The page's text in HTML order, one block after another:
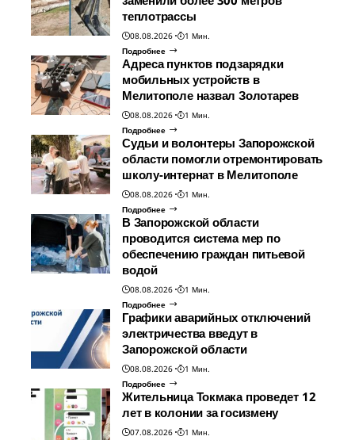
теплотрассы
08.08.2026
1 Мин.
Подробнее
Адреса пунктов подзарядки
мобильных устройств в
Мелитополе назвал Золотарев
08.08.2026
1 Мин.
Подробнее
Судьи и волонтеры Запорожской
области помогли отремонтировать
школу-интернат в Мелитополе
08.08.2026
1 Мин.
Подробнее
В Запорожской области
проводится система мер по
обеспечению граждан питьевой
водой
08.08.2026
1 Мин.
Подробнее
Графики аварийных отключений
электричества введут в
Запорожской области
08.08.2026
1 Мин.
Подробнее
Жительница Токмака проведет 12
лет в колонии за госизмену
07.08.2026
1 Мин.